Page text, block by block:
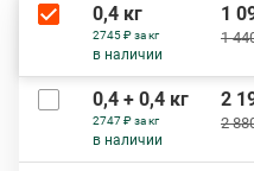
0,4 кг
2745 ₽ за кг
в наличии
1
1
0,4 + 0,4 кг
2747 ₽ за кг
в наличии
2
2